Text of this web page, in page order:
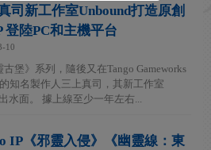
司新工作室Unbound打造原創
登陸PC和主機平台
10
堡》系列，隨後又在Tango Gameworks
知名製作人三上真司，其新工作室
水面。 據上線至少一年左右...
IP《邪靈入侵》《幽靈線：東